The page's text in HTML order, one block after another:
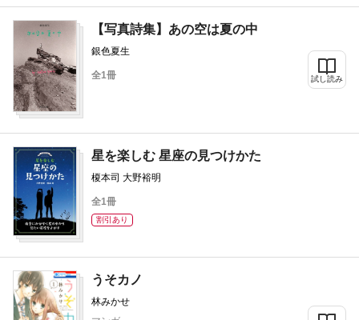
【写真詩集】あの空は夏の中
銀色夏生
全1冊 試し読み
星を楽しむ 星座の見つけかた
榎本司 大野裕明
全1冊
割引あり
うそカノ
林みかせ